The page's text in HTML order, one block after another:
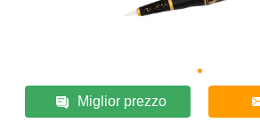
Miglior prezzo